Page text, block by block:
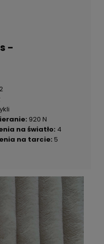
-
920 N
na światło: 4
na tarcie: 5